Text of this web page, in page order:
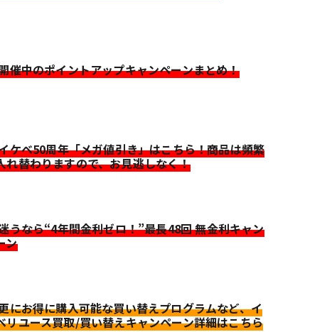
催中のポイントアップキャンペーンまとめ！
ケベ50周年「メガ値引き」はこちら！商品は頻繁
れ替わりますので、お見逃しなく！
うなら“4年間金利ゼロ！”最長48回 無金利キャン
ン
にお得に購入可能な買い替えプログラムなど、イ
リユース買取/買い替えキャンペーン詳細はこちら